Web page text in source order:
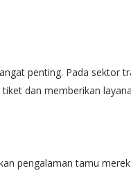
penting. Pada sektor
dan memberikan
pengalaman tamu